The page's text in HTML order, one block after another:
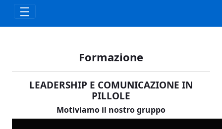
Skip to Main Content
Formazione
LEADERSHIP E COMUNICAZIONE IN
PILLOLE
Motiviamo il nostro gruppo